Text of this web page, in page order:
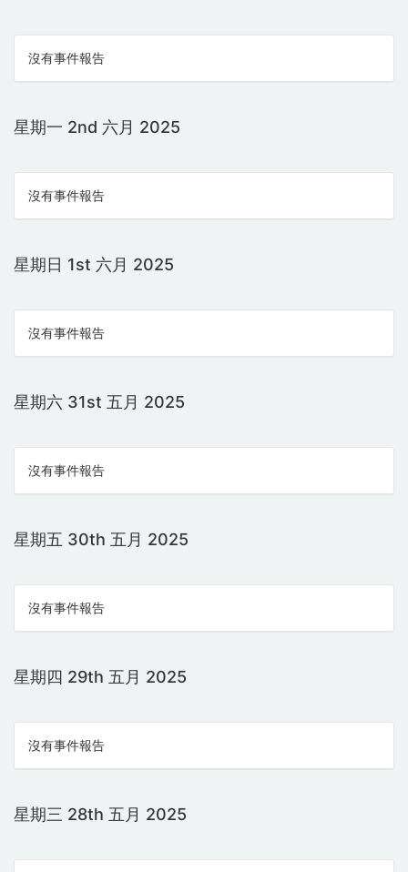
沒有事件報告
星期一 2nd 六月 2025
沒有事件報告
星期日 1st 六月 2025
沒有事件報告
星期六 31st 五月 2025
沒有事件報告
星期五 30th 五月 2025
沒有事件報告
星期四 29th 五月 2025
沒有事件報告
星期三 28th 五月 2025